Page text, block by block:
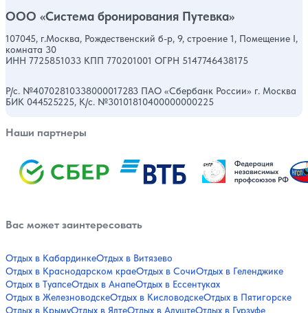
ООО «Система бронирования Путевка»
107045, г.Москва, Рождественский б-р, 9, строение 1, Помещение I,
комната 30
ИНН 7725851033 КПП 770201001 ОГРН 5147746438175
Р/с. №40702810338000017283 ПАО «Сбербанк России» г. Москва
БИК 044525225, К/с. №30101810400000000225
Наши партнеры
Вас может заинтересовать
Отдых в КабардинкеОтдых в Витязево
Отдых в Краснодарском краеОтдых в СочиОтдых в Геленджике
Отдых в ТуапсеОтдых в АнапеОтдых в Ессентуках
Отдых в ЖелезноводскеОтдых в КисловодскеОтдых в Пятигорске